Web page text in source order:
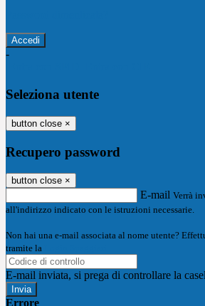
-
Seleziona utente
button close ×
Recupero password
button close ×
E-mail Verrà
all'indirizzo indicato con le istruzioni necessarie.
Non hai una e-mail associata al nome utente?
tramite la
E-mail inviata, si prega di controllare la
Errore